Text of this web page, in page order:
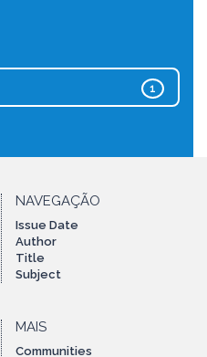
1
NAVEGAÇÃO
Issue Date
Author
Title
Subject
MAIS
Communities